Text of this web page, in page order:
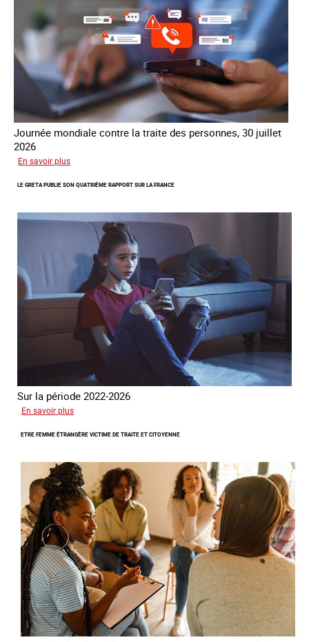
Journée mondiale contre la traite des personnes, 30 juillet
2026
En savoir plus
par
LE GRETA PUBLIE SON QUATRIÈME RAPPORT SUR LA FRANCE
Sur la période 2022-2026
En savoir plus
GRETA
son
quatrième
rapport
sur
la
France
ETRE FEMME ÉTRANGÈRE VICTIME DE TRAITE ET CITOYENNE